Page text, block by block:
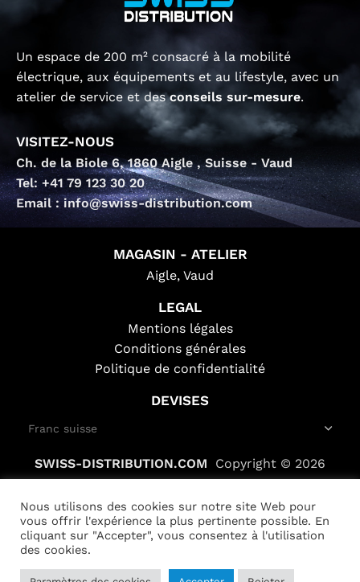
Un espace de 200 m² consacré à la mobilité
électrique, aux équipements et au lifestyle, avec un
atelier de service et desconseils sur-mesure.
VISITEZ-NOUS
Ch. de la Biole 6, 1860 Aigle , Suisse - Vaud
Tel: +41 79 123 30 20
Email : info@swiss-distribution.com
MAGASIN - ATELIER
Aigle, Vaud
LEGAL
Mentions légales
Conditions générales
Politique de confidentialité
DEVISES
SWISS-DISTRIBUTION.COM Copyright © 2026
Shad
Nous utilisons des cookies sur notre site Web pour
vous offrir l'expérience la plus pertinente possible. En
cliquant sur "Accepter", vous consentez à l'utilisation
des cookies.